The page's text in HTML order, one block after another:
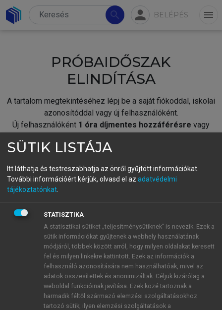
search person BELÉPÉS menu
PRÓBAIDŐSZAK
ELINDÍTÁSA
A tartalom megtekintéséhez lépj be a saját fiókoddal, iskolai
azonosítóddal vagy új felhasználóként.
Új felhasználóként 1 óra díjmentes hozzáférésre vagy
fiókoddal,vagy hozz létre új fiókot.
A regisztráció után apróbaidőszakautomatikusan
BELÉPÉS SAJÁT FIÓKKAL
ÚJ FIÓK LÉTREHOZÁSA
1 óra díjmentes hozzáférés
E-MAIL-CÍM
SÜTIK LISTÁJA
Itt láthatja és testreszabhatja az önről gyűjtött információkat.
További információért kérjük, olvasd el az adatvédelmi
tájékoztatónkat
STATISZTIKA
A statisztikai sütiket „teljesítménysütiknek” is nevezik. Ezek a
sütik információkat gyűjtenek a webhely használatának
módjáról, többek között arról, hogy milyen oldalakat keresett
fel és milyen linkekre kattintott. Ezek az információk a
felhasználó azonosítására nem használhatóak, mivel az
adatok összesítettek és anonimizáltak. Céljuk kizárólag a
weboldal funkcióinak javítása. Ezek közé tartoznak a
harmadik féltől származó elemzési szolgáltatásokhoz
tartozó sütik; ilyen elemzési szolgáltatások a